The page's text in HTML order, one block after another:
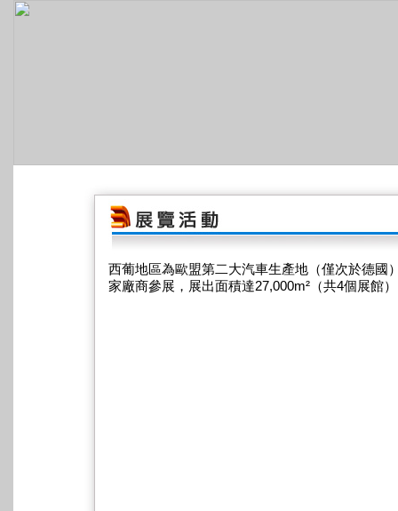
西葡地區為歐盟第二大汽車生產地（僅次於德國
家廠商參展，展出面積達27,000m²（共4個展館